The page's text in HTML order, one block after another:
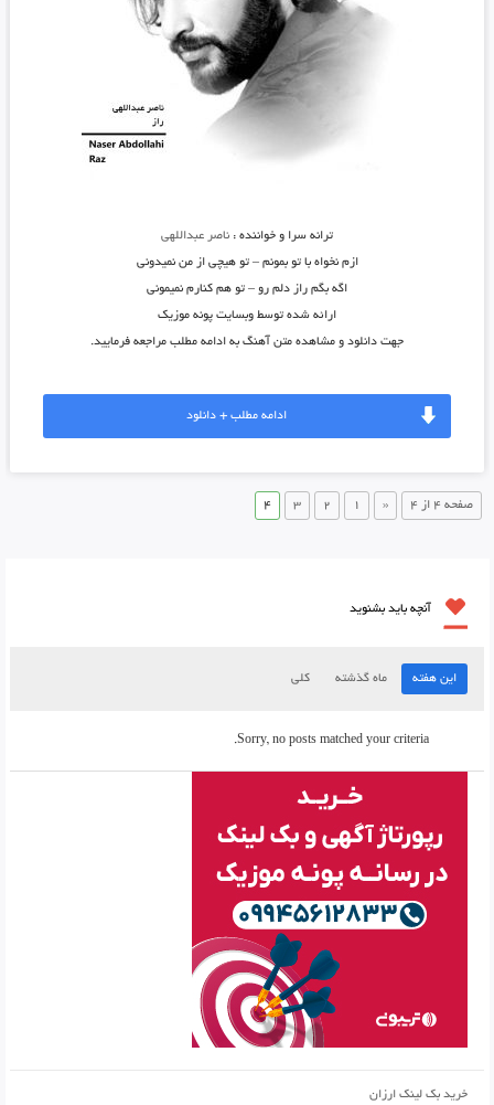
ترانه سرا و خواننده : ناصر عبداللهی
ازم نخواه با تو بمونم – تو هیچی از من نمیدونی
اگه بگم راز دلم رو – تو هم کنارم نمیمونی
ارائه شده توسط وبسایت پونه موزیک
جهت دانلود و مشاهده متن آهنگ به ادامه مطلب مراجعه فرمایید.
ادامه مطلب + دانلود
صفحه 4 از 4 «
1
2
3
4
آنچه باید بشنوید
این هفته ماه گذشته کلی
Sorry, no posts matched your criteria.
خرید بک لینک ارزان